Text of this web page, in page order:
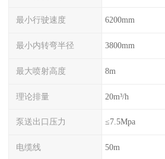
最小行驶速度 6200mm
最小内转弯半径 3800mm
最大喷射高度 8m
理论排量 20m³/h
泵送出口压力 ≤7.5Mpa
电缆线 50m